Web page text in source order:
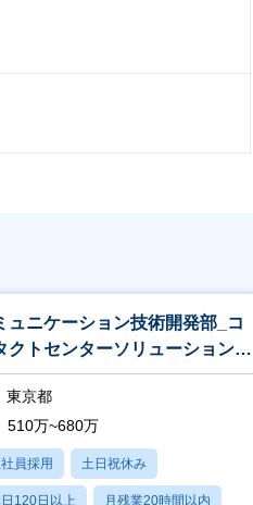
ュニケーション技術開発部_コ
クトセンターソリューショング
プ_エンジニア
東京都
510万~680万
員採用 土日祝休み
120日以上 月残業20時間以内